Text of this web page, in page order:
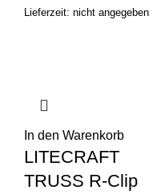
Lieferzeit: nicht angegeben
In den Warenkorb
LITECRAFT
TRUSS R-Clip